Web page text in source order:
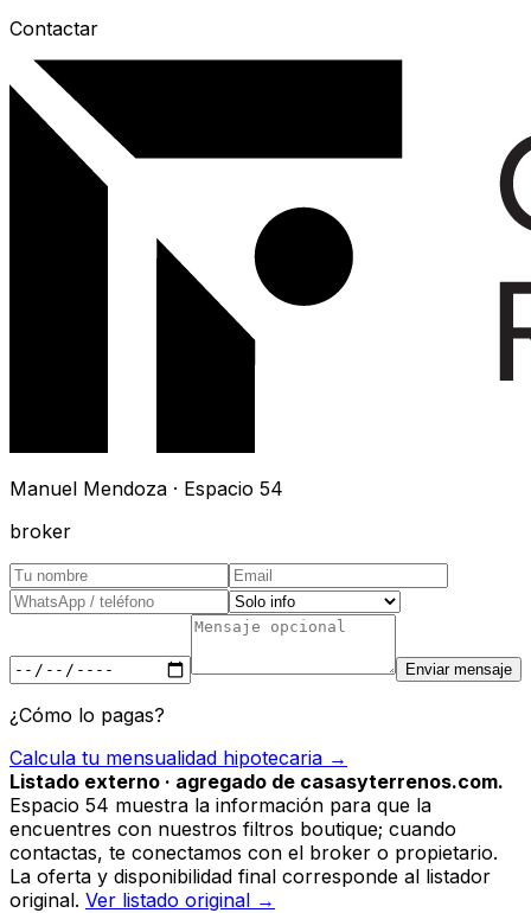
Contactar
Manuel Mendoza · Espacio 54
broker
Enviar mensaje
¿Cómo lo pagas?
Calcula tu mensualidad hipotecaria →
Listado externo · agregado de casasyterrenos.com.
Espacio 54 muestra la información para que la
encuentres con nuestros filtros boutique; cuando
contactas, te conectamos con el broker o propietario.
La oferta y disponibilidad final corresponde al listador
original. Ver listado original →